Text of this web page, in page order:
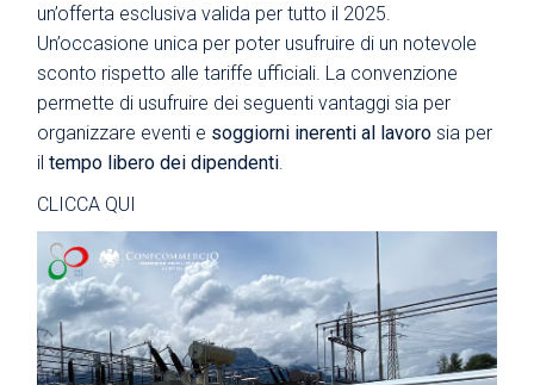
un’offerta esclusiva valida per tutto il 2025.
Un’occasione unica per poter usufruire di un notevole
sconto rispetto alle tariffe ufficiali. La convenzione
permette di usufruire dei seguenti vantaggi sia per
organizzare eventi e soggiorni inerenti al lavoro sia per
iltempo libero dei dipendenti
CLICCA QUI